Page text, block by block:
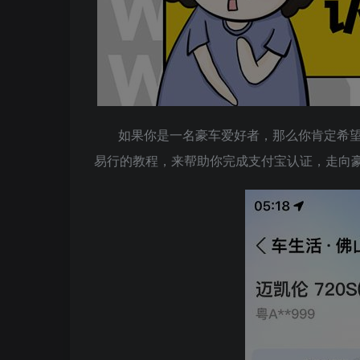
如果你是一名豪车爱好者，那么你肯定希
易行的教程，来帮助你完成支付宝认证，走向